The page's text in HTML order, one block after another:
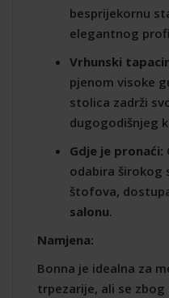
besprijekornu
elegantnog
Vrhunski
pjenom visoke
stolica zadrži
dugogodišnjeg
Gdje je pronaći:
odabira širokog
štofova,
salonu.
Namjena:
Bonna je idealna za
trpezarije, ali se